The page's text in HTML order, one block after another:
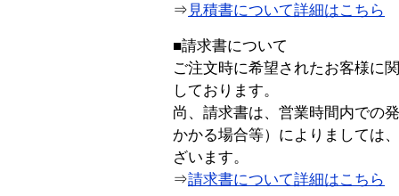
⇒ 見積書について詳細はこちら
■請求書について
ご注文時に希望されたお客様に
しております。
尚、請求書は、営業時間内での
かかる場合等）によりましては
ざいます。
⇒請求書について詳細はこちら